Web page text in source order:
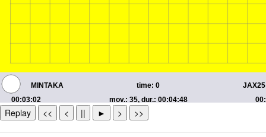
Replay << < || ► > >>